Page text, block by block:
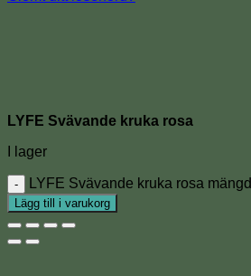
LYFE Svävande kruka rosa
I lager
LYFE Svävande kruka rosa mängd
Lägg till i varukorg